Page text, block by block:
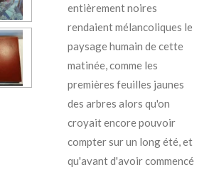
entièrement noires
rendaient mélancoliques le
paysage humain de cette
matinée, comme les
premières feuilles jaunes
des arbres alors qu'on
croyait encore pouvoir
compter sur un long été, et
qu'avant d'avoir commencé